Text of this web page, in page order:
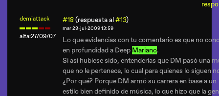
demiattack
alta:27/09/07
#18(respuesta al#13)
mar 28-jul-2009 13:59
Lo que evidencias con tu comentario es que no
en profundidad a Deep Mariano.
Si así hubiese sido, entenderías que DM pasó una
que no le pertenece, lo cual para quienes lo siguen
¿Por qué? Porque DM armó su carrera en base a un
estilo bien definido de música, lo que hizo que la